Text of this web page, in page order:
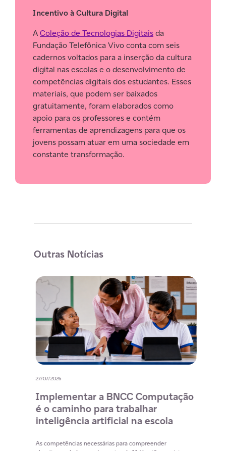
Incentivo à Cultura Digital
AColeção de Tecnologias Digitaisda
Fundação Telefônica Vivo conta com seis
cadernos voltados para a inserção da cultura
digital nas escolas e o desenvolvimento de
competências digitais dos estudantes. Esses
materiais, que podem ser baixados
gratuitamente, foram elaborados como
apoio para os professores e contém
ferramentas de aprendizagens para que os
jovens possam atuar em uma sociedade em
constante transformação.
Outras Notícias
27/07/2026
Implementar a BNCC Computação
é o caminho para trabalhar
inteligência artificial na escola
As competências necessárias para compreender